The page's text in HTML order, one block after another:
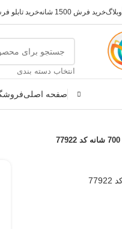
وبلاگخرید فرش 1500 شانه خرید تابلو
انتخاب دسته بندی
صفحه اصلی